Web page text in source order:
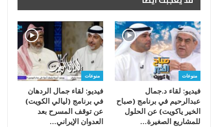
منوعات
فيديو: لقاء د.جمال
عبدالرحيم في برنامج (صباح
الخير ياكويت) عن الحلول
للمشاريع الصغيرة…
منوعات
فيديو: لقاء جمال الردهان
في برنامج (ليالي الكويت)
عن توقف المسرح بعد
العدوان الإيراني…